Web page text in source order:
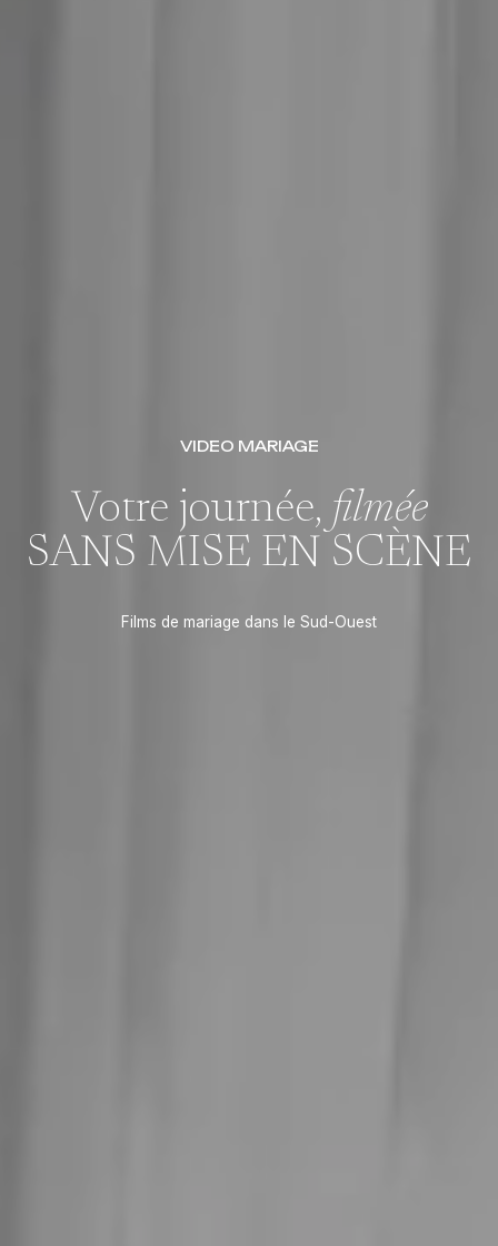
VIDEO MARIAGE
Votre journée, filmée
SANS MISE EN SCÈNE
Films de mariage dans le Sud-Ouest